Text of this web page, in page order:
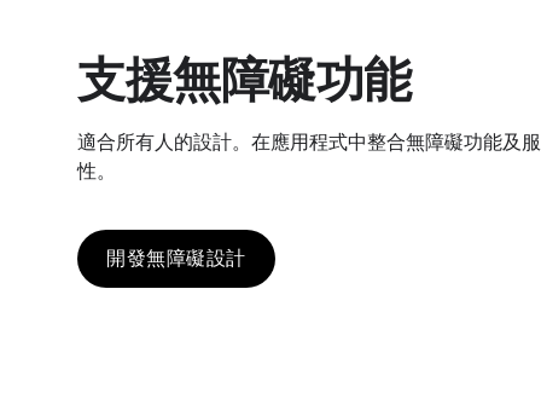
支援無障礙功能
適合所有人的設計。在應用程式中整合無障礙功能及
性。
開發無障礙設計